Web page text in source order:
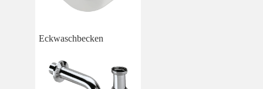
Eckwaschbecken